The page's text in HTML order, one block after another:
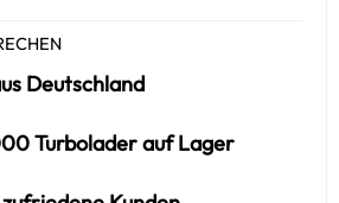
Deutschland
Turbolader auf Lager